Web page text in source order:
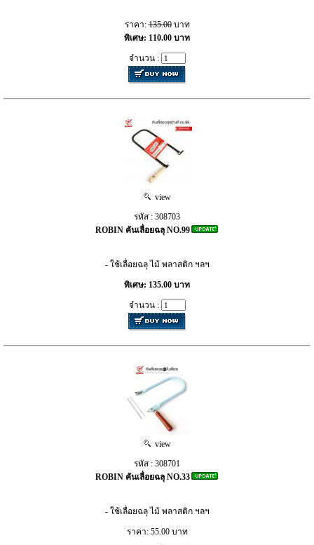
ราคา:135.00บาท
พิเศษ: 110.00 บาท
จำนวน :
view
รหัส : 308703
ROBIN คันเลื่อยฉลุ NO.99
- ใช้เลื่อยฉลุ ไม้ พลาสติก ฯลฯ
พิเศษ: 135.00 บาท
จำนวน :
view
รหัส : 308701
ROBIN คันเลื่อยฉลุ NO.33
- ใช้เลื่อยฉลุ ไม้ พลาสติก ฯลฯ
ราคา: 55.00 บาท